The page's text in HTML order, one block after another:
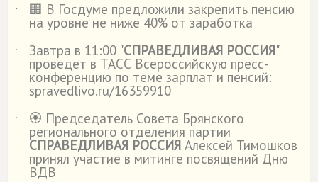
˙
🏢 В Госдуме предложили закрепить пенсию
на уровне не ниже 40% от заработка
˙
Завтра в 11:00 "СПРАВЕДЛИВАЯ РОССИЯ"
проведет в ТАСС Всероссийскую пресс-
конференцию по теме зарплат и пенсий:
spravedlivo.ru/16359910
˙
🏵️ Председатель Совета Брянского
регионального отделения партии
СПРАВЕДЛИВАЯ РОССИЯ Алексей Тимошков
принял участие в митинге посвящений Дню
ВДВ